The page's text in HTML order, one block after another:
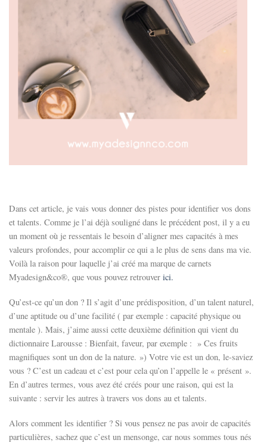
Dans cet article, je vais vous donner des pistes pour identifier vos dons
et talents. Comme je l’ai déjà souligné dans le précédent post, il y a eu
un moment où je ressentais le besoin d’aligner mes capacités à mes
valeurs profondes, pour accomplir ce qui a le plus de sens dans ma vie.
Voilà la raison pour laquelle j’ai créé ma marque de carnets
Myadesign&co®, que vous pouvez retrouver ici.
Qu’est-ce qu’un don ? Il s’agit d’une prédisposition, d’un talent naturel,
d’une aptitude ou d’une facilité ( par exemple : capacité physique ou
mentale ). Mais, j’aime aussi cette deuxième définition qui vient du
dictionnaire Larousse : Bienfait, faveur, par exemple : » Ces fruits
magnifiques sont un don de la nature. ») Votre vie est un don, le-saviez
vous ? C’est un cadeau et c’est pour cela qu’on l’appelle le « présent ».
En d’autres termes, vous avez été créés pour une raison, qui est la
suivante : servir les autres à travers vos dons au et talents.
Alors comment les identifier ? Si vous pensez ne pas avoir de capacités
particulières, sachez que c’est un mensonge, car nous sommes tous nés